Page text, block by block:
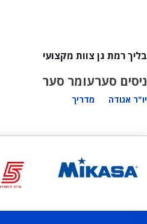
בליך רמת גן צוות מקצועי
ניסים סער
יו"ר אגודה
עומר סער
מדריך